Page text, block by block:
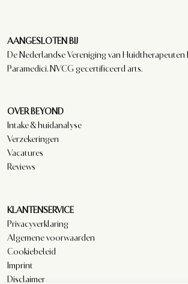
AANGESLOTEN BIJ
De Nederlandse Vereniging van
Paramedici. NVCG gecertificeerd arts.
OVER BEYOND
Intake & huidanalyse
Verzekeringen
Vacatures
Reviews
KLANTENSERVICE
Privacyverklaring
Algemene voorwaarden
Cookiebeleid
Imprint
Disclaimer